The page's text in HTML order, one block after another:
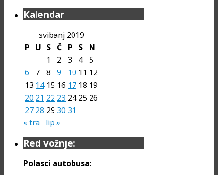
Kalendar
svibanj 2019
P
U S Č P S
N
1
2 3 4 5
6
7 8 9 10 11 12
13 14 15 16 17 18 19
20 21 22 23 24 25 26
27 28 29 30 31
« tra
lip »
Red vožnje:
Polasci autobusa: